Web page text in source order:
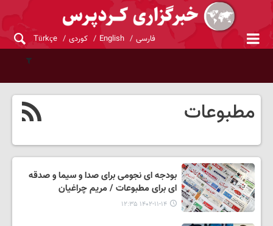
فارسی English کوردی Türkçe
مطبوعات
بودجه ای نجومی برای صدا و سیما و صدقه
ای برای مطبوعات / مریم چراغیان
۱۴۰۲-۱۱-۱۴ ۱۲:۳۵